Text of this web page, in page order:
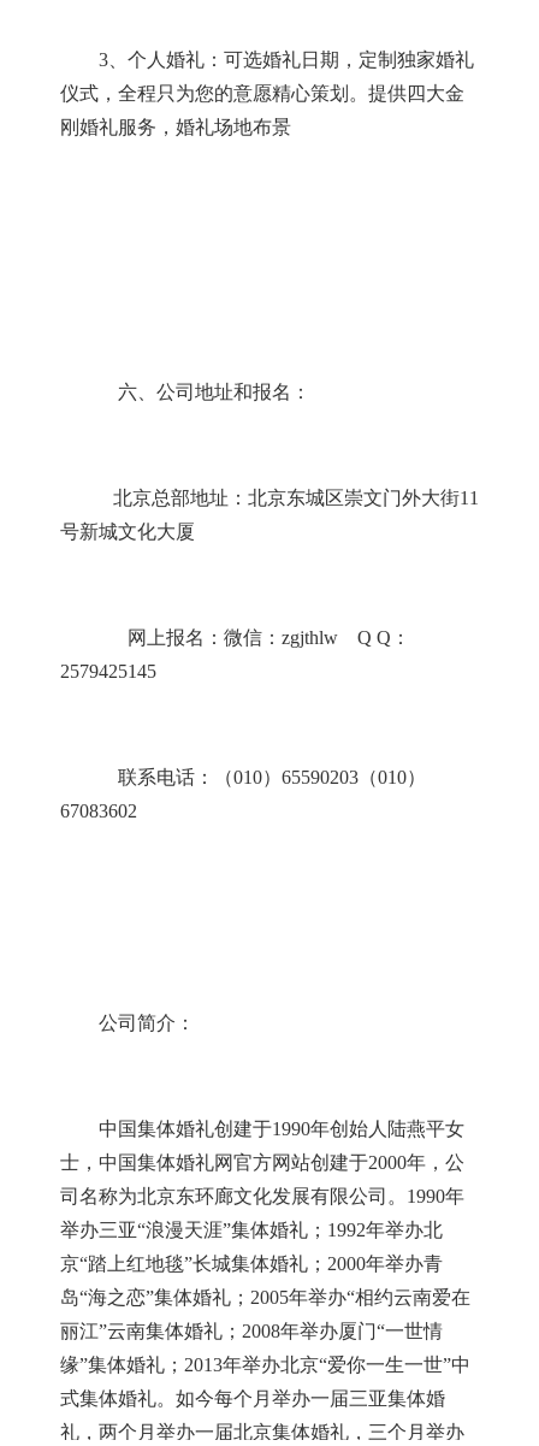
3 、个人婚礼：可选婚礼日期，定制独家婚礼
仪式，全程只为您的意愿精心策划。提供四大金
刚婚礼服务，婚礼场地布景
六、公司地址和报名：
北京总部地址：北京东城区崇文门外大街11
号新城文化大厦
网上报名： 微信： zgjthlw Q Q ：
2579425145
联系电话：（010） 65590203 （010）
67083602
公司简介：
中国集体婚礼创建于1990年创始人陆燕平女
士，中国集体婚礼网官方网站创建于2000年，公
司名称为北京东环廊文化发展有限公司。 1990年
举办三亚“浪漫天涯”集体婚礼； 1992年举办北
京“踏上红地毯”长城集体婚礼； 2000年举办青
岛“海之恋”集体婚礼； 2005年举办“相约云南爱在
丽江”云南集体婚礼； 2008年举办厦门“一世情
缘”集体婚礼； 2013年举办北京“爱你一生一世”中
式集体婚礼。如今每个月举办一届三亚集体婚
礼，两个月举办一届北京集体婚礼，三个月举办